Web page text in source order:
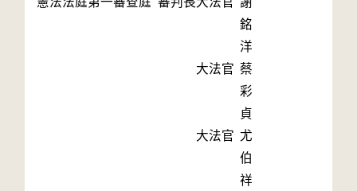
銘
洋
大法官 蔡
彩
貞
大法官 尤
伯
祥